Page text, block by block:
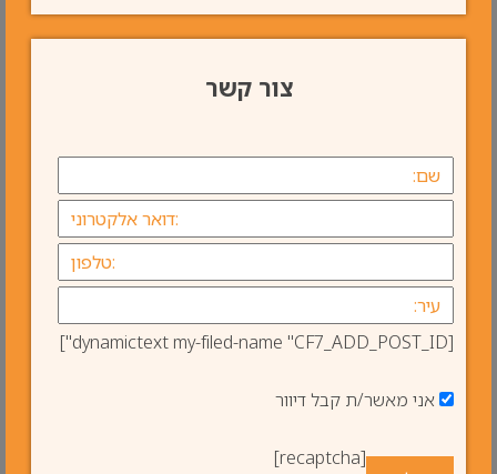
צור קשר
[dynamictext my-filed-name "CF7_ADD_POST_ID"]
אני מאשר/ת קבל דיוור
[recaptcha]